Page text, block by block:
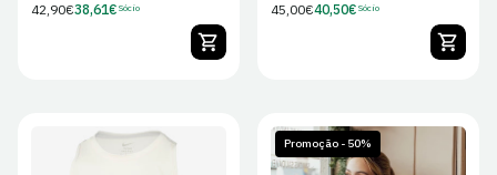
Preço
42,90€Preço
38,61€ Sócio
Preço
45,00€Preço
40,50€ Sócio
Promoção - 50%